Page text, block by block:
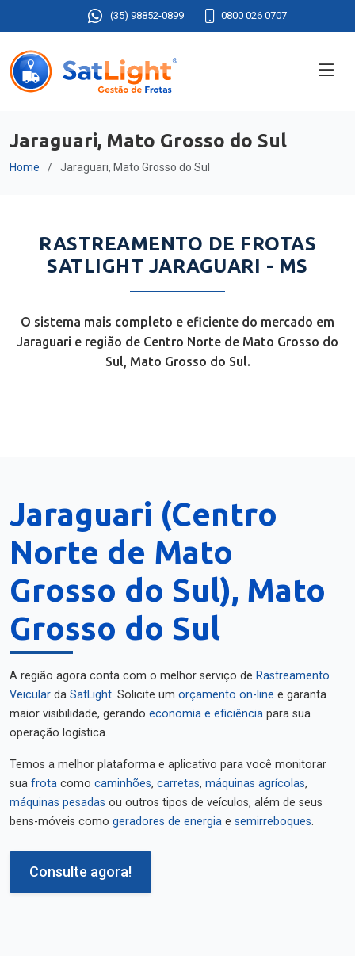
(35) 98852-0899 0800 026 0707
Jaraguari, Mato Grosso do Sul
Home Jaraguari, Mato Grosso do Sul
RASTREAMENTO DE FROTAS
SATLIGHT JARAGUARI - MS
O sistema mais completo e eficiente do mercado em
Jaraguari e região de Centro Norte de Mato Grosso do
Sul, Mato Grosso do Sul.
Jaraguari (Centro
Norte de Mato
Grosso do Sul), Mato
Grosso do Sul
A região agora conta com o melhor serviço de Rastreamento
Veicular da SatLight. Solicite um orçamento on-line e garanta
maior visibilidade, gerando economia e eficiência para sua
operação logística.
Temos a melhor plataforma e aplicativo para você monitorar
sua frota como caminhões, carretas, máquinas agrícolas,
máquinas pesadas ou outros tipos de veículos, além de seus
bens-móveis como geradores de energia e semirreboques.
Consulte agora!